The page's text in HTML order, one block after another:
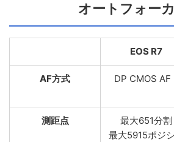
オートフォー
EOS R7
AF方式 DP CMOS AF
測距点
最大651分割
最大5915ポジ